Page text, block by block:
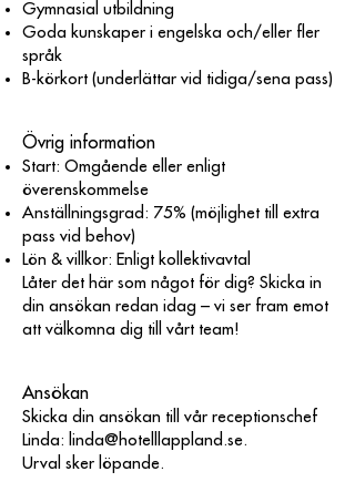
Gymnasial utbildning
Goda kunskaper i engelska och/eller fler
språk
B-körkort (underlättar vid tidiga/sena pass)
Övrig information
Start: Omgående eller enligt
överenskommelse
Anställningsgrad: 75% (möjlighet till extra
pass vid behov)
Lön & villkor: Enligt kollektivavtal
Låter det här som något för dig? Skicka in
din ansökan redan idag – vi ser fram emot
att välkomna dig till vårt team!
Ansökan
Skicka din ansökan till vår receptionschef
Linda: linda@hotelllappland.se.
Urval sker löpande.